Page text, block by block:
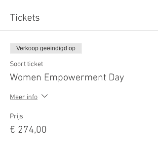
Tickets
Verkoop geëindigd op
Soort ticket
Women Empowerment Day
Meer info
Prijs
€ 274,00